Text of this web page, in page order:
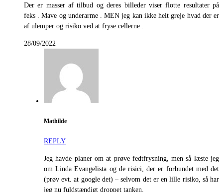
Der er masser af tilbud og deres billeder viser flotte resultater på
feks . Mave og underarme . MEN jeg kan ikke helt greje hvad der er
af ulemper og risiko ved at fryse cellerne .
28/09/2022
Mathilde
REPLY
Jeg havde planer om at prøve fedtfrysning, men så læste jeg
om Linda Evangelista og de risici, der er forbundet med det
(prøv evt. at google det) – selvom det er en lille risiko, så har
jeg nu fuldstændigt droppet tanken.